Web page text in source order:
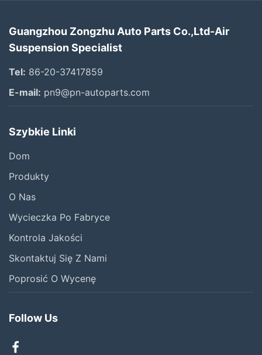
Guangzhou Zongzhu Auto Parts Co.,Ltd-Air
Suspension Specialist
Tel: 86-20-37417859
E-mail: pn9@pn-autoparts.com
Szybkie Linki
Dom
Produkty
O Nas
Wycieczka Po Fabryce
Kontrola Jakości
Skontaktuj Się Z Nami
Poprosić O Wycenę
Follow Us